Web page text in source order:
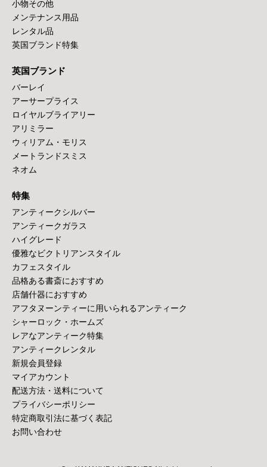
小物その他
メンテナンス用品
レンタル品
英国ブランド特集
英国ブランド
バーレイ
アーサープライス
ロイヤルブライアリー
アリミラー
ウィリアム・モリス
メートランドスミス
ネオム
特集
アンティークシルバー
アンティークガラス
ハイグレード
優雅なビクトリアンスタイル
カフェスタイル
品格ある書斎におすすめ
店舗什器におすすめ
アフタヌーンティーに用いられるアンティーク
シャーロック・ホームズ
レアなアンティーク特集
アンティークレンタル
新規会員登録
マイアカウント
配送方法・送料について
プライバシーポリシー
特定商取引法に基づく表記
お問い合わせ